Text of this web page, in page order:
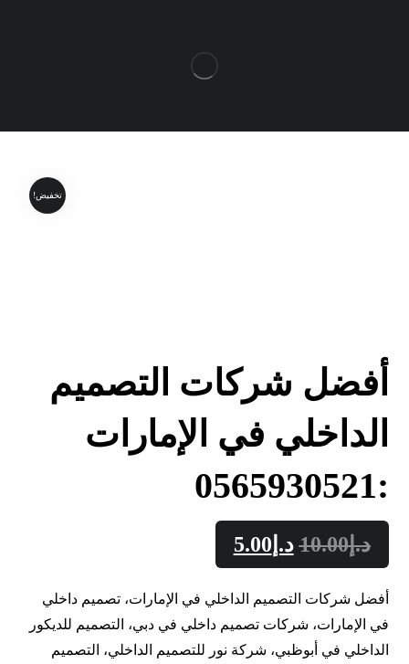
تخفيض!
أفضل شركات التصميم
الداخلي في الإمارات
:0565930521
د.إ10.00 د.إ5.00
أفضل شركات التصميم الداخلي في الإمارات، تصميم داخلي
في الإمارات، شركات تصميم داخلي في دبي، التصميم للديكور
الداخلي في أبوظبي، شركة نور للتصميم الداخلي، التصميم